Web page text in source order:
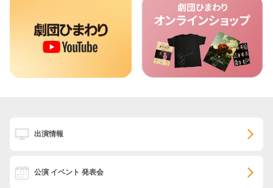
出演情報
公演 イベント 発表会